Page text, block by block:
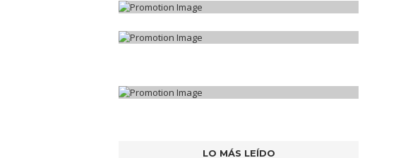
LO MÁS LEÍDO